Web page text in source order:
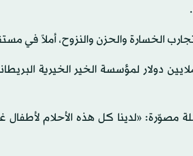
الخسارة والحزن والنزوح، أملاً في
سلامة (56 عاماً) أيضاً إلى جمع 10 ملايين دولار لمؤسسة
«لدينا كل هذه الأحلام لأطفال